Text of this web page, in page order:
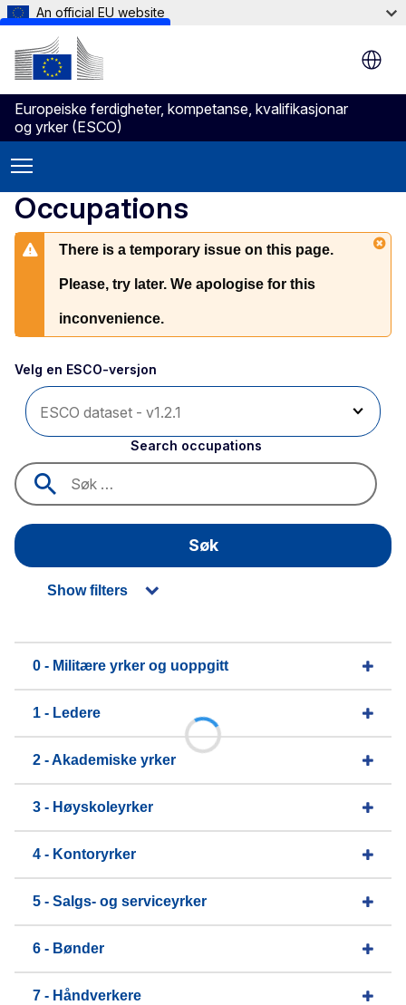
Skip to main content
An official EU website
Europeiske ferdigheter, kompetanse, kvalifikasjonar
og yrker (ESCO)
Occupations
There is a temporary issue on this page.
Please, try later. We apologise for this
inconvenience.
Velg en ESCO-versjon
Search occupations
Søk
Show filters
0 - Militære yrker og uoppgitt
1 - Ledere
2 - Akademiske yrker
3 - Høyskoleyrker
4 - Kontoryrker
5 - Salgs- og serviceyrker
6 - Bønder
7 - Håndverkere